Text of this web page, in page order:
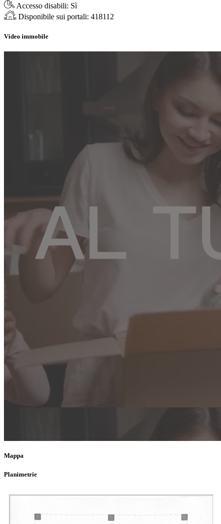
Accesso disabili: Sì
Disponibile sui portali: 418112
Video immobile
Mappa
Planimetrie